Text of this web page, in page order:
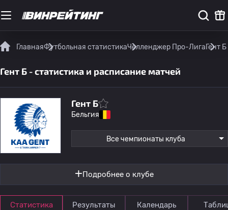
ГлавнаяФутбольная статистикаЧелленджер Про-ЛигаГент
Гент Б - статистика и расписание матчей
Гент Б
Бельгия
Все чемпионаты клуба
Подробнее о клубе
Статистика Результаты Календарь